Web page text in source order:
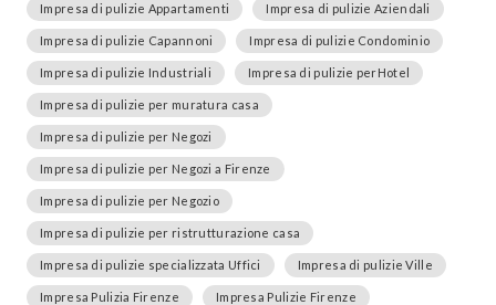
Impresa di pulizie Appartamenti Impresa di pulizie Aziendali
Impresa di pulizie Capannoni Impresa di pulizie Condominio
Impresa di pulizie Industriali Impresa di pulizie perHotel
Impresa di pulizie per muratura casa
Impresa di pulizie per Negozi
Impresa di pulizie per Negozi a Firenze
Impresa di pulizie per Negozio
Impresa di pulizie per ristrutturazione casa
Impresa di pulizie specializzata Uffici Impresa di pulizie Ville
Impresa Pulizia Firenze Impresa Pulizie Firenze